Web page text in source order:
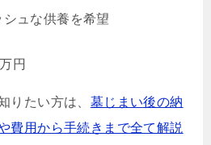
ュな供養を希望
円
りたい方は、 墓じまい後の納
費用から手続きまで全て解説